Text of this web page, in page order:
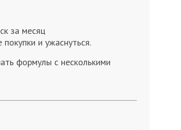
за месяц
и ужаснуться.
формулы с несколькими